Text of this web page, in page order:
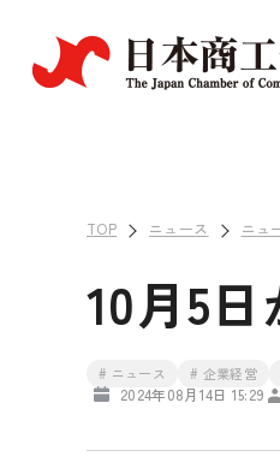
TOP ニュース ニュ
10月5
# ニュース # 企業経営
2024年08月14日 15:29